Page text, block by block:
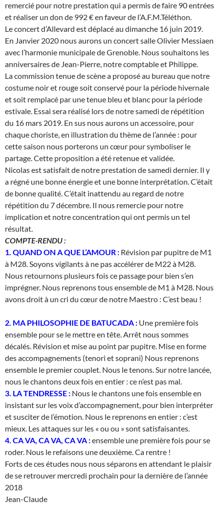
remercié pour notre prestation qui a permis de faire 90 entrées
et réaliser un don de 992 € en faveur de l’A.F.M.Téléthon.
Le concert d’Allevard est déplacé au dimanche 16 juin 2019.
En Janvier 2020 nous aurons un concert salle Olivier Messiaen
avec l’harmonie municipale de Grenoble. Nous souhaitons les
anniversaires de Jean-Pierre, notre comptable et Philippe.
La commission tenue de scène a proposé au bureau que notre
costume noir et rouge soit conservé pour la période hivernale
et soit remplacé par une tenue bleu et blanc pour la période
estivale. Essai sera réalisé lors de notre samedi de répétition
du 16 mars 2019. En sus nous aurons un accessoire, pour
chaque choriste, en illustration du thème de l’année : pour
cette saison nous porterons un cœur pour symboliser le
partage. Cette proposition a été retenue et validée.
Nicolas est satisfait de notre prestation de samedi dernier. Il y
a régné une bonne énergie et une bonne interprétation. C’était
de bonne qualité. C’était inattendu au regard de notre
répétition du 7 décembre. Il nous remercie pour notre
implication et notre concentration qui ont permis un tel
résultat.
COMPTE-RENDU :
1. QUAND ON A QUE L’AMOUR : Révision par pupitre de M1
à M28. Soyons vigilants à ne pas accélérer de M22 à M28.
Nous retournons plusieurs fois ce passage pour bien s’en
imprégner. Nous reprenons tous ensemble de M1 à M28. Nous
avons droit à un cri du cœur de notre Maestro : C’est beau !
2. MA PHILOSOPHIE DE BATUCADA : Une première fois
ensemble pour se le mettre en tête. Arrêt nous sommes
décalés. Révision et mise au point par pupitre. Mise en forme
des accompagnements (tenori et soprani) Nous reprenons
ensemble le premier couplet. Nous le tenons. Sur notre lancée,
nous le chantons deux fois en entier : ce n’est pas mal.
3. LA TENDRESSE : Nous le chantons une fois ensemble en
insistant sur les voix d’accompagnement, pour bien interpréter
et susciter de l’émotion. Nous le reprenons en entier : c’est
mieux. Les attaques sur les « ou ou » sont satisfaisantes.
4. CA VA, CA VA, CA VA :ensemble une première fois pour se
roder. Nous le refaisons une deuxième. Ca rentre !
Forts de ces études nous nous séparons en attendant le plaisir
de se retrouver mercredi prochain pour la dernière de l’année
2018
Jean-Claude